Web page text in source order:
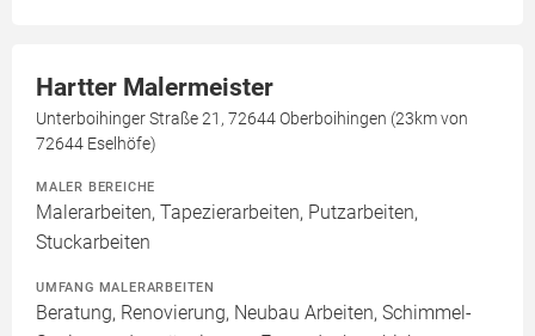
Hartter Malermeister
Unterboihinger Straße 21, 72644 Oberboihingen (23km von
72644 Eselhöfe)
MALER BEREICHE
Malerarbeiten, Tapezierarbeiten, Putzarbeiten,
Stuckarbeiten
UMFANG MALERARBEITEN
Beratung, Renovierung, Neubau Arbeiten, Schimmel-